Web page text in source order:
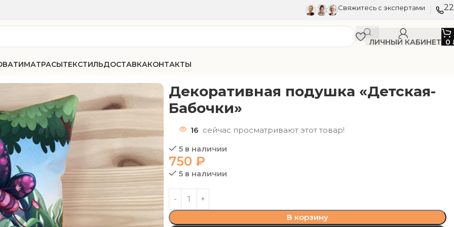
Свяжитесь с экспертами
ЛИЧНЫЙ КАБИНЕТ 0
МАТРАСЫТЕКСТИЛЬДОСТАВКАКОНТАКТЫ
Декоративная подушка «Детская-
Бабочки»
16 сейчас просматривают этот товар!
5 в наличии
750₽
5 в наличии
В корзину